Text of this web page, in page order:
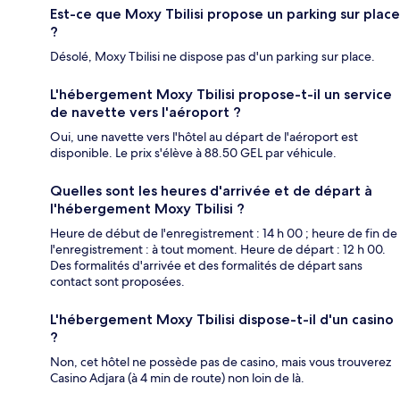
Est-ce que Moxy Tbilisi propose un parking sur place
?
Désolé, Moxy Tbilisi ne dispose pas d'un parking sur place.
L'hébergement Moxy Tbilisi propose-t-il un service
de navette vers l'aéroport ?
Oui, une navette vers l'hôtel au départ de l'aéroport est
disponible. Le prix s'élève à 88.50 GEL par véhicule.
Quelles sont les heures d'arrivée et de départ à
l'hébergement Moxy Tbilisi ?
Heure de début de l'enregistrement : 14 h 00 ; heure de fin de
l'enregistrement : à tout moment. Heure de départ : 12 h 00.
Des formalités d'arrivée et des formalités de départ sans
contact sont proposées.
L'hébergement Moxy Tbilisi dispose-t-il d'un casino
?
Non, cet hôtel ne possède pas de casino, mais vous trouverez
Casino Adjara (à 4 min de route) non loin de là.